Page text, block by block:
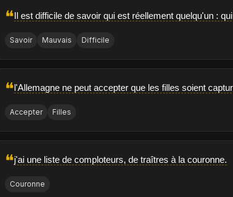
❝Il est difficile de savoir qui est réellement quelqu'un :
Savoir Mauvais Difficile
❝l'Allemagne ne peut accepter que les filles soient
Accepter Filles
❝j'ai une liste de comploteurs, de traîtres à la couronne.
Couronne